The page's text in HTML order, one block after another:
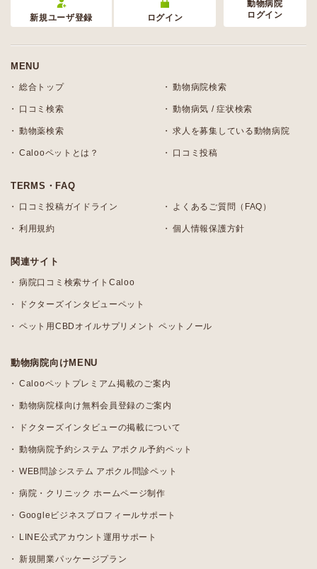
新規ユーザ登録 ログイン
動物病院
ログイン
MENU
総合トップ 動物病院検索
口コミ検索 動物病気 / 症状検索
動物薬検索 求人を募集している動物病院
Calooペットとは？ 口コミ投稿
TERMS・FAQ
口コミ投稿ガイドライン よくあるご質問（FAQ）
利用規約 個人情報保護方針
関連サイト
病院口コミ検索サイトCaloo
ドクターズインタビューペット
ペット用CBDオイルサプリメント ペットノール
動物病院向けMENU
Calooペットプレミアム掲載のご案内
動物病院様向け無料会員登録のご案内
ドクターズインタビューの掲載について
動物病院予約システム アポクル予約ペット
WEB問診システム アポクル問診ペット
病院・クリニック ホームページ制作
Googleビジネスプロフィールサポート
LINE公式アカウント運用サポート
新規開業パッケージプラン